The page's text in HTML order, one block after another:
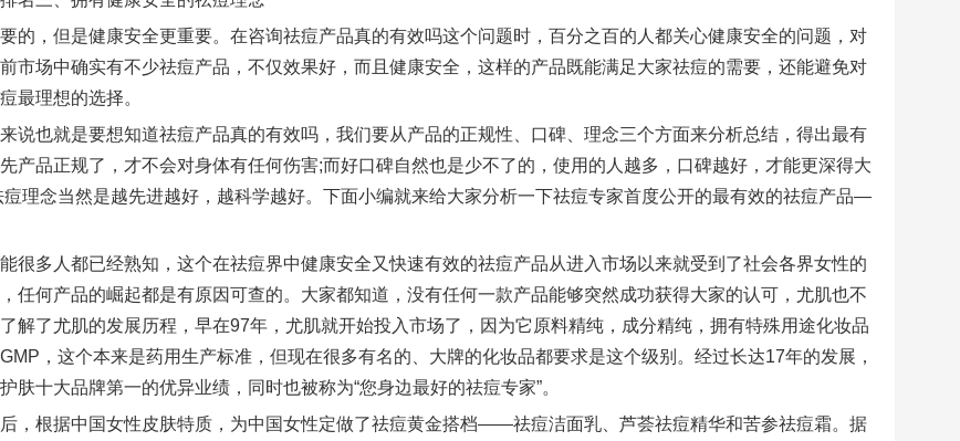
的，但是健康安全更重要。在咨询祛痘产品真的有效吗这个问题时，百分之百的人都关心健康安全的问题，对
市场中确实有不少祛痘产品，不仅效果好，而且健康安全，这样的产品既能满足大家祛痘的需要，还能避免对
最理想的选择。
说也就是要想知道祛痘产品真的有效吗，我们要从产品的正规性、口碑、理念三个方面来分析总结，得出最有
产品正规了，才不会对身体有任何伤害;而好口碑自然也是少不了的，使用的人越多，口碑越好，才能更深得大
理念当然是越先进越好，越科学越好。下面小编就来给大家分析一下祛痘专家首度公开的最有效的祛痘产品—
很多人都已经熟知，这个在祛痘界中健康安全又快速有效的祛痘产品从进入市场以来就受到了社会各界女性的
任何产品的崛起都是有原因可查的。大家都知道，没有任何一款产品能够突然成功获得大家的认可，尤肌也不
解了尤肌的发展历程，早在97年，尤肌就开始投入市场了，因为它原料精纯，成分精纯，拥有特殊用途化妆品
，这个本来是药用生产标准，但现在很多有名的、大牌的化妆品都要求是这个级别。经过长达17年的发展，
肤十大品牌第一的优异业绩，同时也被称为“您身边最好的祛痘专家”。
，根据中国女性皮肤特质，为中国女性定做了祛痘黄金搭档——祛痘洁面乳、芦荟祛痘精华和苦参祛痘霜。据